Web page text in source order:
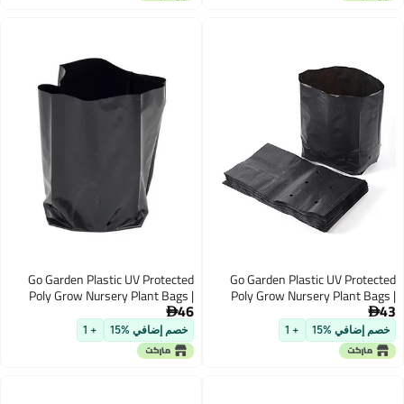
Go Garden Plastic UV Protected
Poly Grow Nursery Plant Bags |
Plant Bags for Home Garden |
Extra Small Size for Saplings,
Seedlings (Black, 4 x 5 inch) -200
Qty
خصم إضافي %15